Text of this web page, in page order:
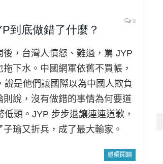
0
到底做錯了什麼？
後，台灣人憤怒、難過，罵 JYP
下水。中國網軍依舊不買帳，
說是他們讓國際以為中國人欺負
則說，沒有做錯的事情為何要道
頭。JYP 步步退讓連連道歉，
瑜又折兵，成了最大輸家。
繼續閱讀